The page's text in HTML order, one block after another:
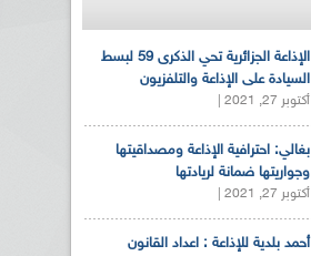
الإذاعة الجزائرية تحي الذكرى 59 لبسط
السيادة على الإذاعة والتلفزيون
أكتوبر 27, 2021 |
بغالي: احترافية الإذاعة ومصداقيتها
وجواريتها ضمانة لريادتها
أكتوبر 27, 2021 |
أحمد بلدية للإذاعة : اعداد القانون